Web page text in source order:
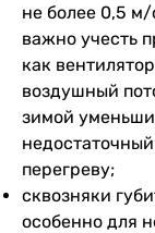
не более 0,5
важно учесть
как
воздушный
зимой
перегреву;
сквозняки
особенно для